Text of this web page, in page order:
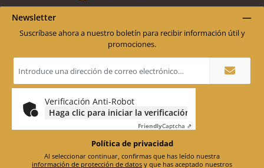
Newsletter
Suscríbase ahora a nuestro boletín para recibir información útil y
promociones.
de
correo
electrónico
Verificación Anti-Robot
Haga clic para iniciar la verificación
FriendlyCaptcha ⇗
Política de privacidad
información de protección de datos